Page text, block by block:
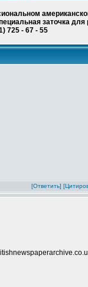
заточка
725 - 67 - 55
[Ответить]